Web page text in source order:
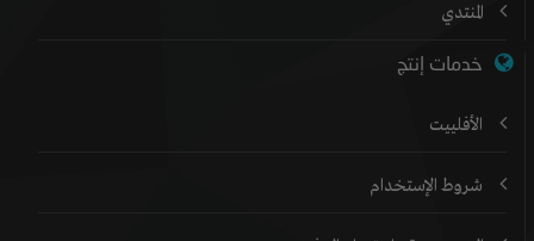
المنتدي
خدمات إنتج
الأفلييت
شروط الإستخدام